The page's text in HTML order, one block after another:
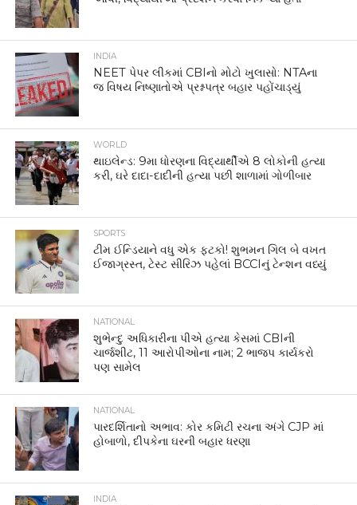
INDIA
NEET પેપર લીકમાં CBIનો મોટો ખુલાસો: NTAના
જ વિષય નિષ્ણાતોએ પ્રશ્નપત્ર બહાર પહોંચાડ્યું
WORLD
થાઇલેન્ડ: 9મા ધોરણના વિદ્યાર્થીએ 8 લોકોની હત્યા
કરી, ઘરે દાદા-દાદીની હત્યા પછી શાળામાં ગોળીબાર
SPORTS
ટીમ ઈન્ડિયાને વધુ એક ફટકો! શુભમન ગિલ બે વખત
ઈજાગ્રસ્ત, ટેસ્ટ સીરિઝ પહેલાં BCCIનું ટેન્શન વધ્યું
NATIONAL
શુભેન્દુ અધિકારીના પીએ હત્યા કેસમાં CBIની
ચાર્જશીટ, 11 આરોપીઓના નામ; 2 ભાજપ કાર્યકરો
પણ સામેલ
NATIONAL
પારદર્શિતાનો અભાવ: કોર કમિટી રચના અંગે CJP માં
હોબાળો, દીપકેના ઘરની બહાર ધરણા
INDIA